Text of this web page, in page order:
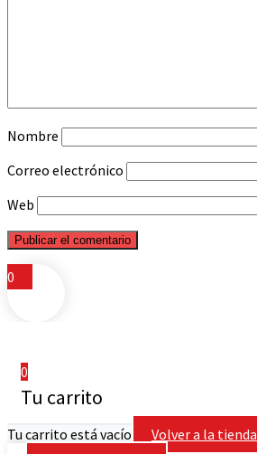
Nombre
Correo electrónico
Web
0
0
Tu carrito
Tu carrito está vacío Volver a la tienda